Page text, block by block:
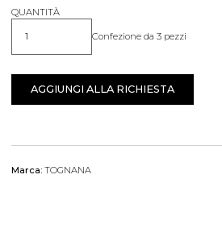
QUANTITÀ
Quantità Confezione da 3 pezzi
AGGIUNGI ALLA RICHIESTA
Marca: TOGNANA